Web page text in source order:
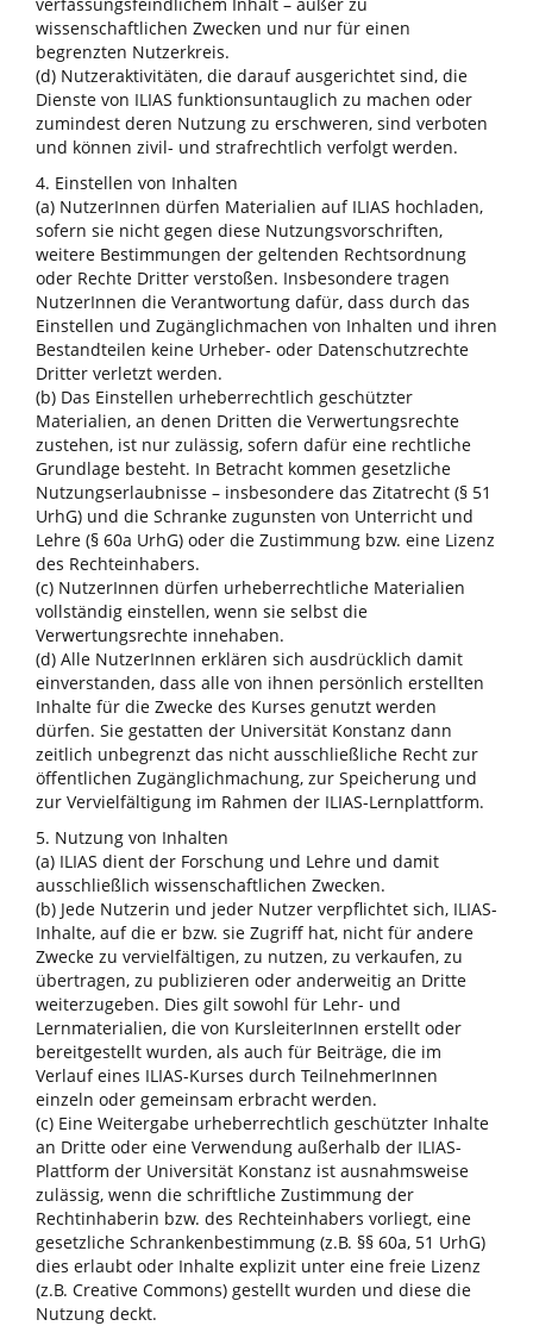
wissenschaftlichen Zwecken und nur für einen
begrenzten Nutzerkreis.
(d) Nutzeraktivitäten, die darauf ausgerichtet sind, die
Dienste von ILIAS funktionsuntauglich zu machen oder
zumindest deren Nutzung zu erschweren, sind verboten
und können zivil- und strafrechtlich verfolgt werden.
4. Einstellen von Inhalten
(a) NutzerInnen dürfen Materialien auf ILIAS hochladen,
sofern sie nicht gegen diese Nutzungsvorschriften,
weitere Bestimmungen der geltenden Rechtsordnung
oder Rechte Dritter verstoßen. Insbesondere tragen
NutzerInnen die Verantwortung dafür, dass durch das
Einstellen und Zugänglichmachen von Inhalten und ihren
Bestandteilen keine Urheber- oder Datenschutzrechte
Dritter verletzt werden.
(b) Das Einstellen urheberrechtlich geschützter
Materialien, an denen Dritten die Verwertungsrechte
zustehen, ist nur zulässig, sofern dafür eine rechtliche
Grundlage besteht. In Betracht kommen gesetzliche
Nutzungserlaubnisse – insbesondere das Zitatrecht (§ 51
UrhG) und die Schranke zugunsten von Unterricht und
Lehre (§ 60a UrhG) oder die Zustimmung bzw. eine Lizenz
des Rechteinhabers.
(c) NutzerInnen dürfen urheberrechtliche Materialien
vollständig einstellen, wenn sie selbst die
Verwertungsrechte innehaben.
(d) Alle NutzerInnen erklären sich ausdrücklich damit
einverstanden, dass alle von ihnen persönlich erstellten
Inhalte für die Zwecke des Kurses genutzt werden
dürfen. Sie gestatten der Universität Konstanz dann
zeitlich unbegrenzt das nicht ausschließliche Recht zur
öffentlichen Zugänglichmachung, zur Speicherung und
zur Vervielfältigung im Rahmen der ILIAS-Lernplattform.
5. Nutzung von Inhalten
(a) ILIAS dient der Forschung und Lehre und damit
ausschließlich wissenschaftlichen Zwecken.
(b) Jede Nutzerin und jeder Nutzer verpflichtet sich, ILIAS-
Inhalte, auf die er bzw. sie Zugriff hat, nicht für andere
Zwecke zu vervielfältigen, zu nutzen, zu verkaufen, zu
übertragen, zu publizieren oder anderweitig an Dritte
weiterzugeben. Dies gilt sowohl für Lehr- und
Lernmaterialien, die von KursleiterInnen erstellt oder
bereitgestellt wurden, als auch für Beiträge, die im
Verlauf eines ILIAS-Kurses durch TeilnehmerInnen
einzeln oder gemeinsam erbracht werden.
(c) Eine Weitergabe urheberrechtlich geschützter Inhalte
an Dritte oder eine Verwendung außerhalb der ILIAS-
Plattform der Universität Konstanz ist ausnahmsweise
zulässig, wenn die schriftliche Zustimmung der
Rechtinhaberin bzw. des Rechteinhabers vorliegt, eine
gesetzliche Schrankenbestimmung (z.B. §§ 60a, 51 UrhG)
dies erlaubt oder Inhalte explizit unter eine freie Lizenz
(z.B. Creative Commons) gestellt wurden und diese die
Nutzung deckt.